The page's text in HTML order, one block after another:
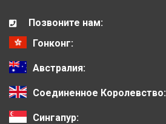
Позвоните нам:
Гонконг:
Австралия:
Соединенное Королевство:
Сингапур: